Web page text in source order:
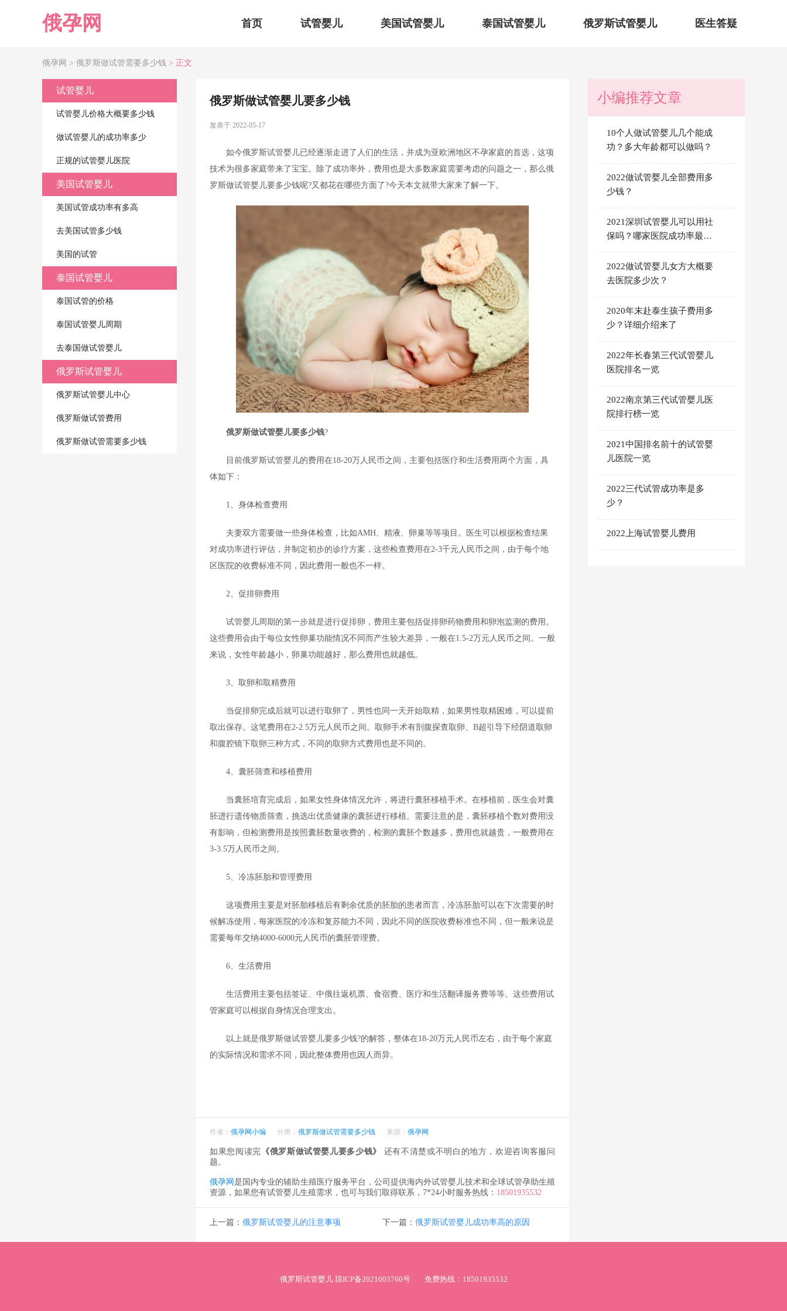
俄孕网 首页 试管婴儿 美国试管婴儿 泰国试管婴儿 俄罗斯试管婴儿 医生答疑
俄孕网 > 俄罗斯做试管需要多少钱 > 正文
试管婴儿
试管婴儿价格大概要多少钱
做试管婴儿的成功率多少
正规的试管婴儿医院
美国试管婴儿
美国试管成功率有多高
去美国试管多少钱
美国的试管
泰国试管婴儿
泰国试管的价格
泰国试管婴儿周期
去泰国做试管婴儿
俄罗斯试管婴儿
俄罗斯试管婴儿中心
俄罗斯做试管费用
俄罗斯做试管需要多少钱
俄罗斯做试管婴儿要多少钱
发表于 2022-05-17
如今俄罗斯试管婴儿已经逐渐走进了人们的生活，并成为亚欧洲地区不孕家庭的首选，这项
技术为很多家庭带来了宝宝。除了成功率外，费用也是大多数家庭需要考虑的问题之一，那么俄
罗斯做试管婴儿要多少钱呢?又都花在哪些方面了?今天本文就带大家来了解一下。
俄罗斯做试管婴儿要多少钱?
目前俄罗斯试管婴儿的费用在18-20万人民币之间，主要包括医疗和生活费用两个方面，具
体如下：
1、身体检查费用
夫妻双方需要做一些身体检查，比如AMH、精液、卵巢等等项目。医生可以根据检查结果
对成功率进行评估，并制定初步的诊疗方案，这些检查费用在2-3千元人民币之间，由于每个地
区医院的收费标准不同，因此费用一般也不一样。
2、促排卵费用
试管婴儿周期的第一步就是进行促排卵，费用主要包括促排卵药物费用和卵泡监测的费用。
这些费用会由于每位女性卵巢功能情况不同而产生较大差异，一般在1.5-2万元人民币之间。一般
来说，女性年龄越小，卵巢功能越好，那么费用也就越低。
3、取卵和取精费用
当促排卵完成后就可以进行取卵了，男性也同一天开始取精，如果男性取精困难，可以提前
取出保存。这笔费用在2-2.5万元人民币之间。取卵手术有剖腹探查取卵、B超引导下经阴道取卵
和腹腔镜下取卵三种方式，不同的取卵方式费用也是不同的。
4、囊胚筛查和移植费用
当囊胚培育完成后，如果女性身体情况允许，将进行囊胚移植手术。在移植前，医生会对囊
胚进行遗传物质筛查，挑选出优质健康的囊胚进行移植。需要注意的是，囊胚移植个数对费用没
有影响，但检测费用是按照囊胚数量收费的，检测的囊胚个数越多，费用也就越贵，一般费用在
3-3.5万人民币之间。
5、冷冻胚胎和管理费用
这项费用主要是对胚胎移植后有剩余优质的胚胎的患者而言，冷冻胚胎可以在下次需要的时
候解冻使用，每家医院的冷冻和复苏能力不同，因此不同的医院收费标准也不同，但一般来说是
需要每年交纳4000-6000元人民币的囊胚管理费。
6、生活费用
生活费用主要包括签证、中俄往返机票、食宿费、医疗和生活翻译服务费等等。这些费用试
管家庭可以根据自身情况合理支出。
以上就是俄罗斯做试管婴儿要多少钱?的解答，整体在18-20万元人民币左右，由于每个家庭
的实际情况和需求不同，因此整体费用也因人而异。
作者： 俄孕网小编 分类： 俄罗斯做试管需要多少钱 来源： 俄孕网
如果您阅读完 《俄罗斯做试管婴儿要多少钱》
还有不清楚或不明白的地方，欢迎咨询客服问
题。
俄孕网是国内专业的辅助生殖医疗服务平台，公司提供海内外试管婴儿技术和全球试管孕助生殖
资源，如果您有试管婴儿生殖需求，也可与我们取得联系，7*24小时服务热线： 18501935532
上一篇： 俄罗斯试管婴儿的注意事项 下一篇： 俄罗斯试管婴儿成功率高的原因
小编推荐文章
10个人做试管婴儿几个能成
功？多大年龄都可以做吗？
2022做试管婴儿全部费用多
少钱？
2021深圳试管婴儿可以用社
保吗？哪家医院成功率最
2022做试管婴儿女方大概要
去医院多少次？
2020年末赴泰生孩子费用多
少？详细介绍来了
2022年长春第三代试管婴儿
医院排名一览
2022南京第三代试管婴儿医
院排行榜一览
2021中国排名前十的试管婴
儿医院一览
2022三代试管成功率是多
少？
2022上海试管婴儿费用
俄罗斯试管婴儿 琼ICP备2021003760号免费热线：18501935532